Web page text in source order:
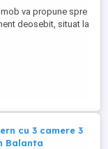
va propune spre
deosebit, situat la
modern,
pentru
facil catre
cu 3 camere 3
Balanta